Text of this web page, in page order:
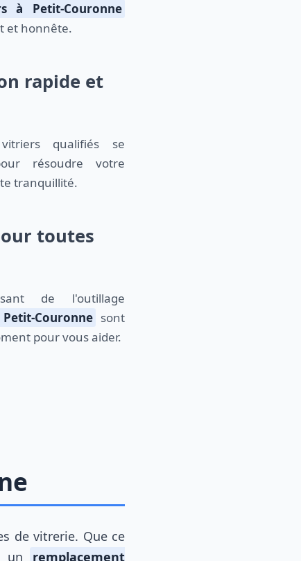
à Petit-Couronne
et honnête.
rapide et
qualifiés se
résoudre votre
tranquillité.
toutes
Couronne sont
pour vous aider.
de vitrerie. Que ce
un remplacement